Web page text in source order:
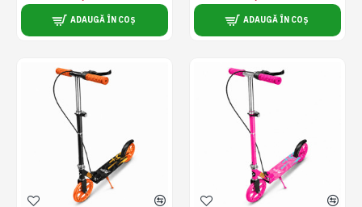
/ 8 inch, albastru
ADAUGĂ ÎN COȘ
/ 8 inch, mov
ADAUGĂ ÎN COȘ